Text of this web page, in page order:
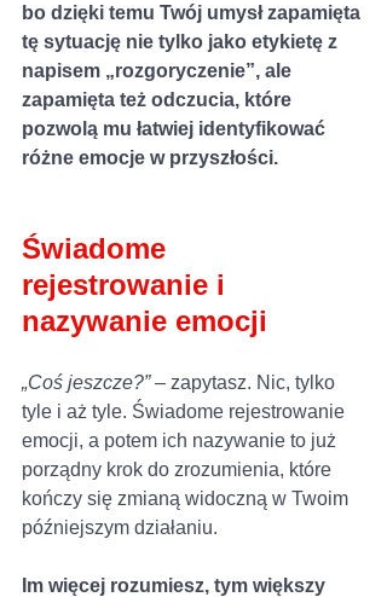
bo dzięki temu Twój umysł zapamięta
tę sytuację nie tylko jako etykietę z
napisem „rozgoryczenie”, ale
zapamięta też odczucia, które
pozwolą mu łatwiej identyfikować
różne emocje w przyszłości.
Świadome
rejestrowanie i
nazywanie emocji
„Coś jeszcze?” – zapytasz. Nic, tylko
tyle i aż tyle. Świadome rejestrowanie
emocji, a potem ich nazywanie to już
porządny krok do zrozumienia, które
kończy się zmianą widoczną w Twoim
późniejszym działaniu.
Im więcej rozumiesz, tym większy